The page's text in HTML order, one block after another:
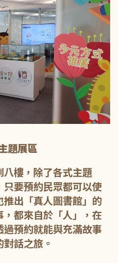
題展區
八樓，除了各式主題
要預約民眾都可以使
出「真人圖書館」的
都來自於「人」，在
預約就能與充滿故事
話之旅。